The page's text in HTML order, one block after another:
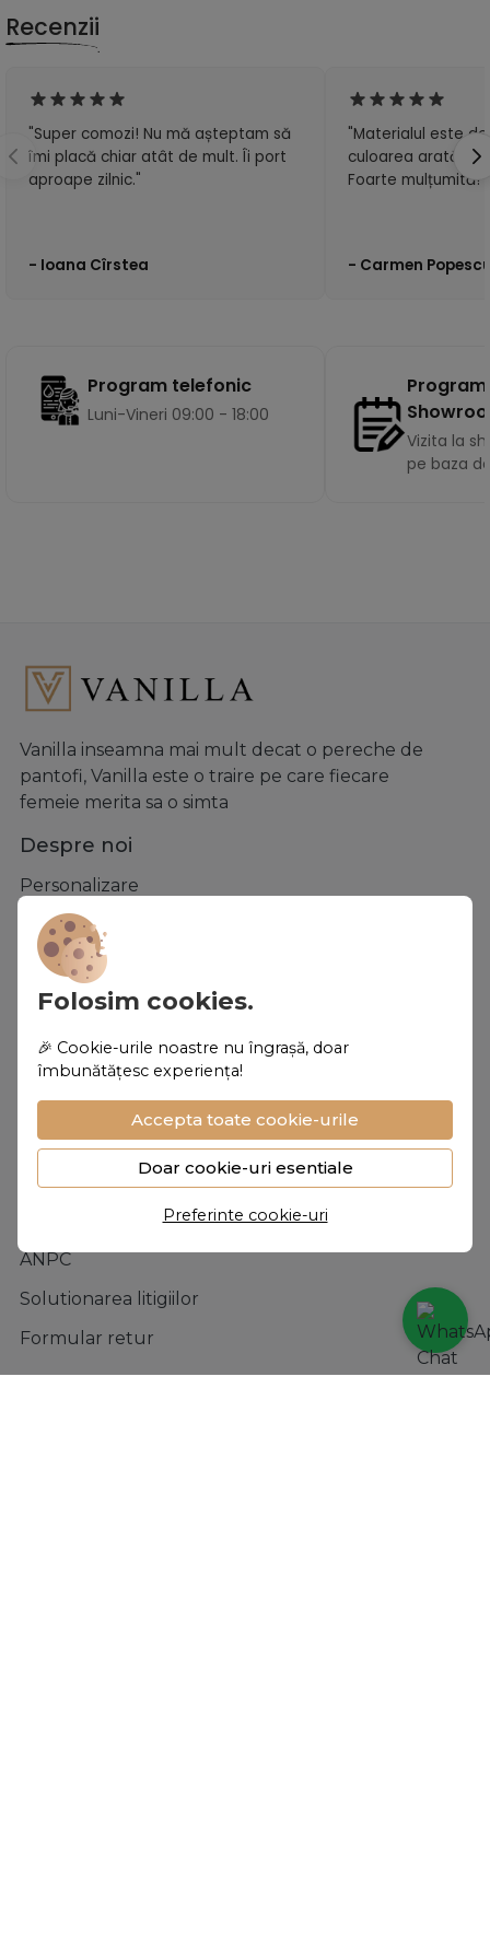
Folosim cookies.
🎉 Cookie-urile noastre nu îngrașă, doar
îmbunătățesc experiența!
Accepta toate cookie-urile
Doar cookie-uri esentiale
Preferinte cookie-uri
Recenzii
"Super comozi! Nu mă așteptam să
îmi placă chiar atât de mult. Îi port
aproape zilnic."
- Ioana Cîrstea
"Materialul este
culoarea arată
Foarte mulțumită!"
- Carmen
Program telefonic
Luni-Vineri 09:00 - 18:00
Vizita la
pe baza
Vanilla inseamna mai mult decat o pereche de
pantofi, Vanilla este o traire pe care fiecare
femeie merita sa o simta
Despre noi
Personalizare
Despre noi
Vanilla Club
Termeni si conditii
Confidentialitate
Politica de Cookies
Asistenta
Contacteaza-ne
Intrebari frecvente
ANPC
Solutionarea litigiilor
Formular retur